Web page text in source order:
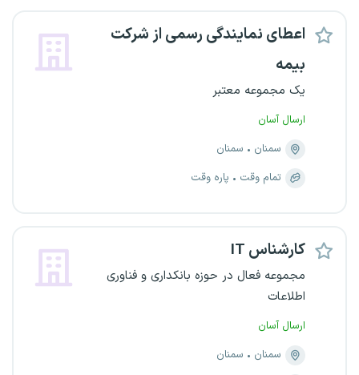
اعطای نمایندگی رسمی از شرکت
بیمه
یک مجموعه معتبر
ارسال آسان
سمنان
سمنان
تمام وقت
پاره وقت
کارشناس IT
مجموعه فعال در حوزه بانکداری و فناوری
اطلاعات
ارسال آسان
سمنان
سمنان